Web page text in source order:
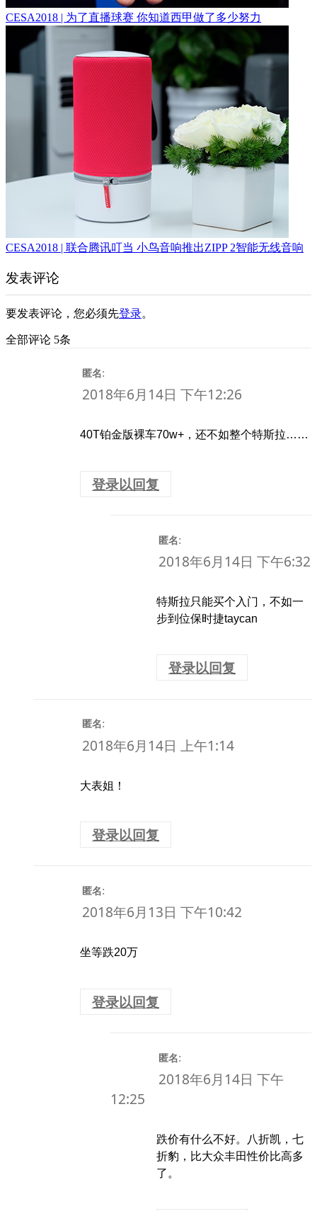
CESA2018 | 为了直播球赛 你知道西甲做了多少努力
CESA2018 | 联合腾讯叮当 小鸟音响推出ZIPP 2智能无线音响
发表评论
要发表评论，您必须先登录。
全部评论 5条
匿名:
2018年6月14日 下午12:26
40T铂金版裸车70w+，还不如整个特斯拉……
登录以回复
匿名:
2018年6月14日 下午6:32
特斯拉只能买个入门，不如一
步到位保时捷taycan
登录以回复
匿名:
2018年6月14日 上午1:14
大表姐！
登录以回复
匿名:
2018年6月13日 下午10:42
坐等跌20万
登录以回复
匿名:
2018年6月14日 下午
12:25
跌价有什么不好。八折凯，七
折豹，比大众丰田性价比高多
了。